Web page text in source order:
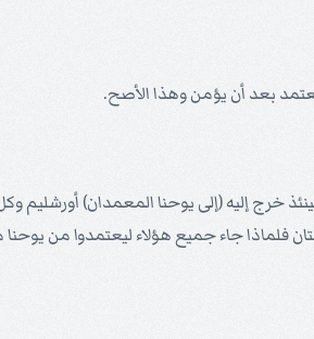
خرج إليه (إلى يوحنا المعمدان) أورشليم
فلماذا جاء جميع هؤلاء ليعتمدوا من يوحنا